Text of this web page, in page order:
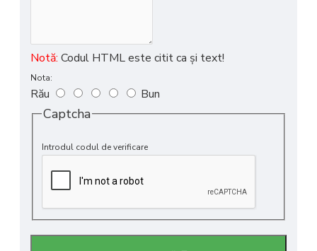
Notă: Codul HTML este citit ca şi text!
Nota:
Rău Bun
Captcha
Introdul codul de verificare